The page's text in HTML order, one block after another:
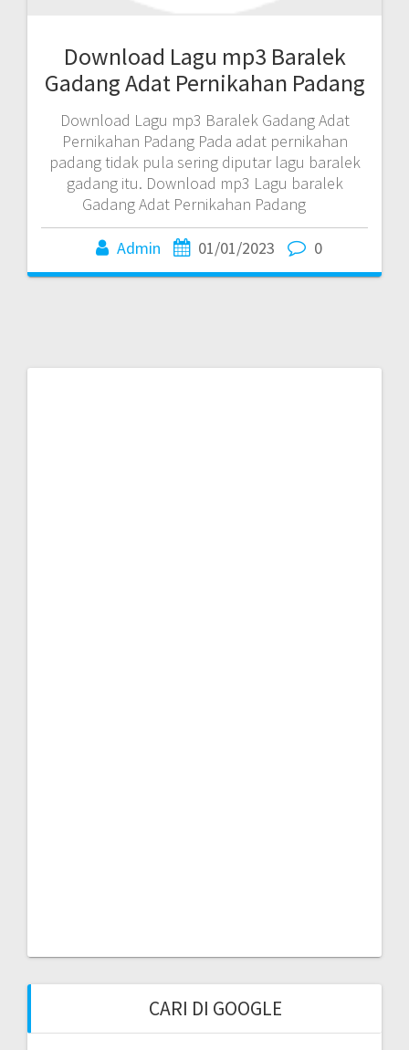
Download Lagu mp3 Baralek
Gadang Adat Pernikahan Padang
Download Lagu mp3 Baralek Gadang Adat
Pernikahan Padang Pada adat pernikahan
padang tidak pula sering diputar lagu baralek
gadang itu. Download mp3 Lagu baralek
Gadang Adat Pernikahan Padang
Admin 01/01/2023 0
CARI DI GOOGLE